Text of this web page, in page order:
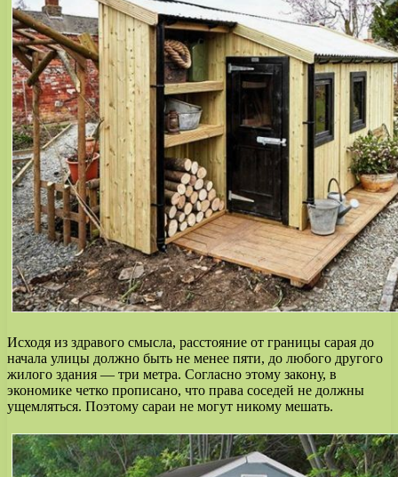
Исходя из здравого смысла, расстояние от границы сарая до
начала улицы должно быть не менее пяти, до любого другого
жилого здания — три метра. Согласно этому закону, в
экономике четко прописано, что права соседей не должны
ущемляться. Поэтому сараи не могут никому мешать.